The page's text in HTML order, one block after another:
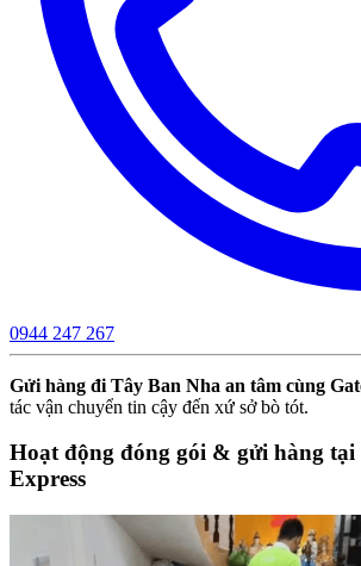
0944 247 267
Gửi hàng đi Tây Ban Nha an tâm cùng
tác vận chuyển tin cậy đến xứ sở bò tót.
Hoạt động đóng gói & gửi hàng tại
Express